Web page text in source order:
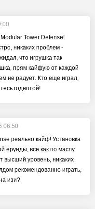
Tower Defense!
никаких проблем -
что игрушка так
прям кайфую от каждой
не радует. Кто еще играл,
годнотой!
06:50
реально кайф! Установка
ерунды, все как по маслу.
высший уровень, никаких
рекомендованно играть,
изи?